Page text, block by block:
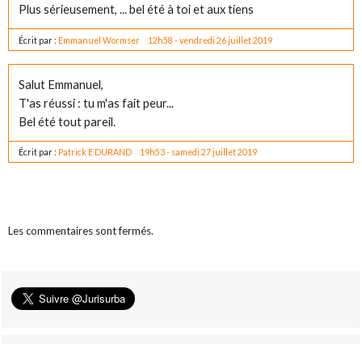
Plus sérieusement, ... bel été à toi et aux tiens
Écrit par : Emmanuel Wormser 12h58 -vendredi 26 juillet 2019
Salut Emmanuel,
T'as réussi : tu m'as fait peur...
Bel été tout pareil.
Écrit par : Patrick E DURAND 19h53- samedi 27 juillet 2019
Les commentaires sont fermés.